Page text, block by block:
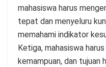
mahasiswa harus
tepat dan menyeluru
memahami indikator
Ketiga, mahasiswa
kemampuan, dan tujuan